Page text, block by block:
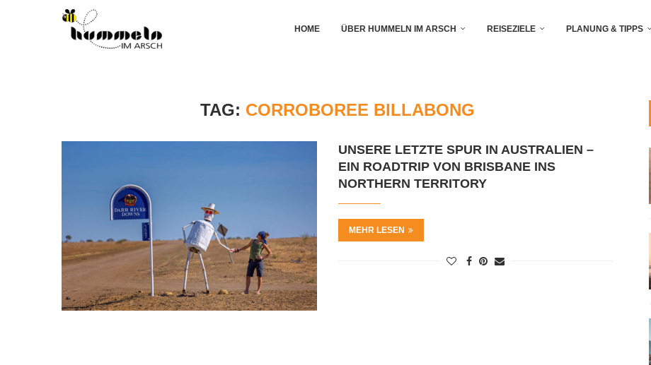
HOME ÜBER HUMMELN IM ARSCH REISEZIELE PLANUNG & TIPPS
TAG: CORROBOREE BILLABONG
UNSERE LETZTE SPUR IN AUSTRALIEN –
EIN ROADTRIP VON BRISBANE INS
NORTHERN TERRITORY
MEHR LESEN